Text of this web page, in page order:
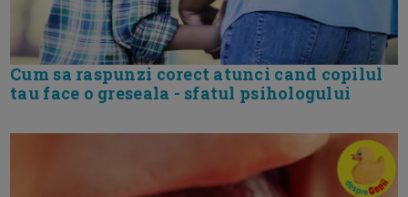
Cum sa raspunzi corect atunci cand copilul
tau face o greseala - sfatul psihologului